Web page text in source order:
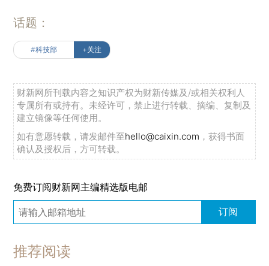
话题：
#科技部 +关注
财新网所刊载内容之知识产权为财新传媒及/或相关权利人
专属所有或持有。未经许可，禁止进行转载、摘编、复制及
建立镜像等任何使用。
如有意愿转载，请发邮件至hello@caixin.com ，获得书面
确认及授权后，方可转载。
免费订阅财新网主编精选版电邮
订阅
推荐阅读